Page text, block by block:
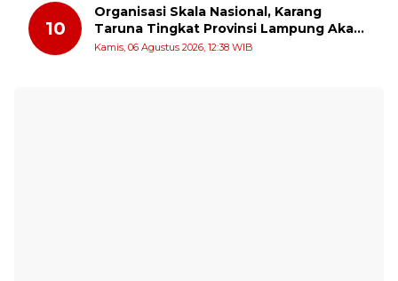
10
Organisasi Skala Nasional, Karang
Taruna Tingkat Provinsi Lampung Akan
Melakukan Temu Karya pada tanggal 7
Kamis, 06 Agustus 2026, 12:38 WIB